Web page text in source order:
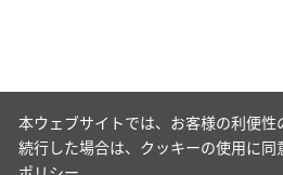
本ウェブサイトでは、お客様の利便
続行した場合は、クッキーの使用に